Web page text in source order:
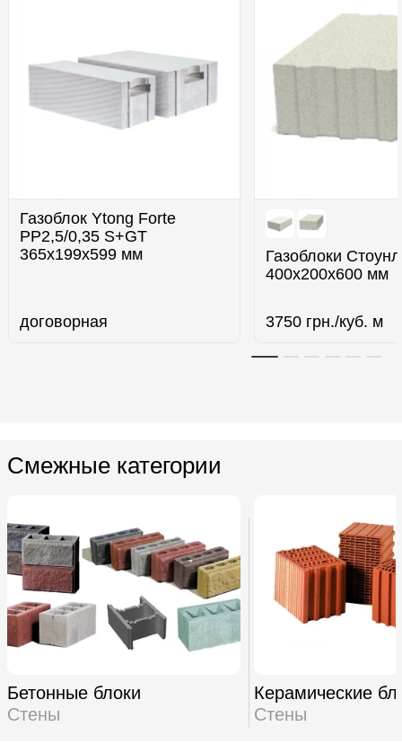
Газоблок Ytong Forte
PP2,5/0,35 S+GT
365х199х599 мм
договорная
Газоблоки
400x200x600 мм
3750 грн./куб. м
Смежные категории
Бетонные блоки
Стены
Керамические
Стены